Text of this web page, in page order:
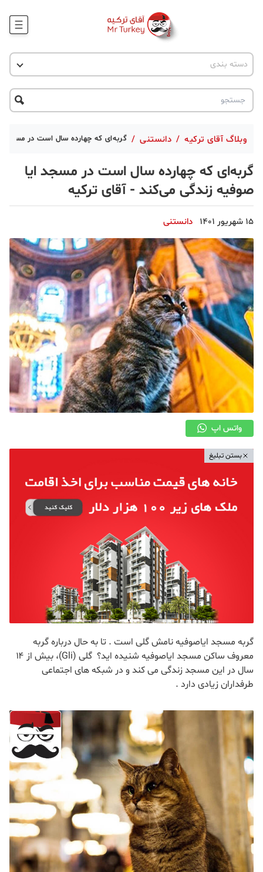
وبلاگ
جاذبه گردشگری
دسته بندی
اخبار ترکیه
پروژه ها
تحصیل در ترکیه
ترکیه گردی
حقوقی
قبرس
وبلاگ آقای ترکیه / دانستنی / گربه‌ای که چهارده سال است در مسجد
گربه‌ای که چهارده سال است در مسجد ایا
صوفیه زندگی می‌کند - آقای ترکیه
15 شهریور 1401 دانستنی
واتس اپ
بستن تبلیغ
گربه مسجد ایاصوفیه نامش گلی است . تا به حال درباره گربه
معروف ساکن مسجد ایاصوفیه شنیده اید؟ گلی (Gli)، بیش از ۱۴
سال در این مسجد زندگی می کند و در شبکه های اجتماعی
طرفداران زیادی دارد .